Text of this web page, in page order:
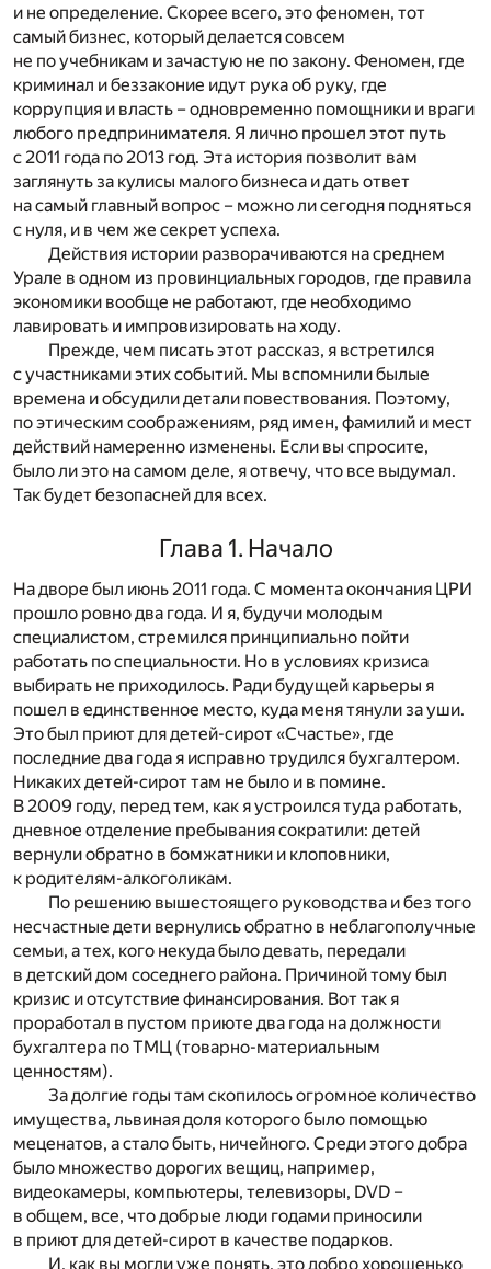
и не определение. Скорее всего, это феномен, тот
самый бизнес, который делается совсем
не по учебникам и зачастую не по закону. Феномен, где
криминал и беззаконие идут рука об руку, где
коррупция и власть – одновременно помощники и враги
любого предпринимателя. Я лично прошел этот путь
с 2011 года по 2013 год. Эта история позволит вам
заглянуть за кулисы малого бизнеса и дать ответ
на самый главный вопрос – можно ли сегодня подняться
с нуля, и в чем же секрет успеха.
Действия истории разворачиваются на среднем
Урале в одном из провинциальных городов, где правила
экономики вообще не работают, где необходимо
лавировать и импровизировать на ходу.
Прежде, чем писать этот рассказ, я встретился
с участниками этих событий. Мы вспомнили былые
времена и обсудили детали повествования. Поэтому,
по этическим соображениям, ряд имен, фамилий и мест
действий намеренно изменены. Если вы спросите,
было ли это на самом деле, я отвечу, что все выдумал.
Так будет безопасней для всех.
Глава 1. Начало
На дворе был июнь 2011 года. С момента окончания ЦРИ
прошло ровно два года. И я, будучи молодым
специалистом, стремился принципиально пойти
работать по специальности. Но в условиях кризиса
выбирать не приходилось. Ради будущей карьеры я
пошел в единственное место, куда меня тянули за уши.
Это был приют для детей-сирот «Счастье», где
последние два года я исправно трудился бухгалтером.
Никаких детей-сирот там не было и в помине.
В 2009 году, перед тем, как я устроился туда работать,
дневное отделение пребывания сократили: детей
вернули обратно в бомжатники и клоповники,
к родителям-алкоголикам.
По решению вышестоящего руководства и без того
несчастные дети вернулись обратно в неблагополучные
семьи, а тех, кого некуда было девать, передали
в детский дом соседнего района. Причиной тому был
кризис и отсутствие финансирования. Вот так я
проработал в пустом приюте два года на должности
бухгалтера по ТМЦ (товарно-материальным
ценностям).
За долгие годы там скопилось огромное количество
имущества, львиная доля которого было помощью
меценатов, а стало быть, ничейного. Среди этого добра
было множество дорогих вещиц, например,
видеокамеры, компьютеры, телевизоры, DVD –
в общем, все, что добрые люди годами приносили
в приют для детей-сирот в качестве подарков.
И, как вы могли уже понять, это добро хорошенько